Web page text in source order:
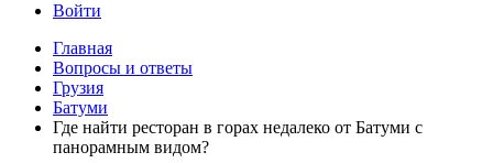
Войти
Главная
Вопросы и ответы
Грузия
Батуми
Где найти ресторан в горах недалеко от Батуми с
панорамным видом?